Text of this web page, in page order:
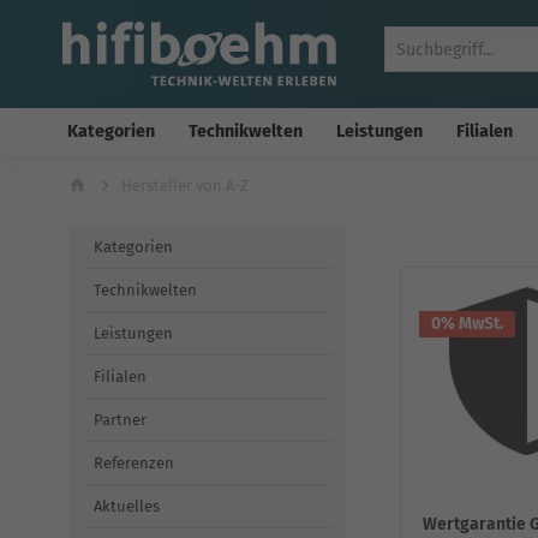
Kategorien Technikwelten Leistungen Filialen
Kategorien
Technikwelten
Leistungen
Filialen
Partner
Referenzen
Aktuelles
0% MwSt.
Wertgarantie